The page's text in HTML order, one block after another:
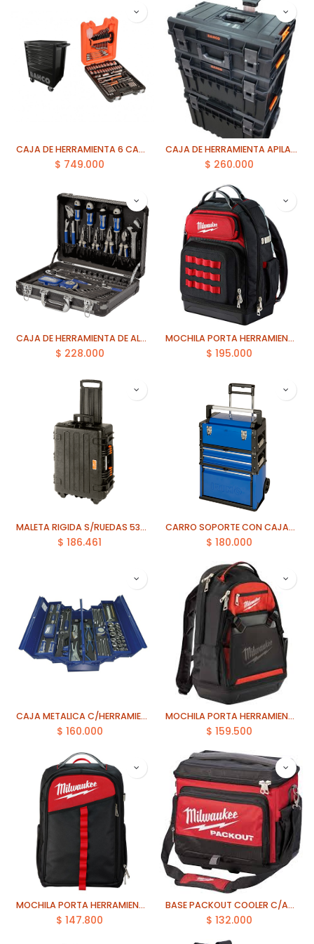
CAJA DE HERRAMIENTA 6 CAJONES BACK BAHCO (1472K6BKCHSD1)
$ 749.000
CAJA DE HERRAMIENTA APILABLE BAHCO (4750TB-SET-SA)
$ 260.000
CAJA DE HERRAMIENTA DE ALUMINIO 97 PZA IRIMO (9024-1TS1)
$ 228.000
MOCHILA PORTA HERRAMIENTA HD ULTIMATE JOBSITE MILWAUKEE (48-22-8201)
$ 195.000
MALETA RIGIDA S/RUEDAS 53LTS BAHCO (4750RCHDW02)
$ 186.461
CARRO SOPORTE CON CAJAS APILABLES SOBRE RUEDAS IRIMO (9021FTW520)
$ 180.000
CAJA METALICA C/HERRAMIENTAS 94 PZA IRIMO (IRIMO-BOX-94)
$ 160.000
MOCHILA PORTA HERRAMIENTA JOBSITE MILWAUKEE (48-22-8200)
$ 159.500
MOCHILA PORTA HERRAMIENTA LOW PROFILE MILWAUKEE (48-22-8202)
$ 147.800
BASE PACKOUT COOLER C/ABRIDOR MILWAUKEE 48-22-8302
$ 132.000